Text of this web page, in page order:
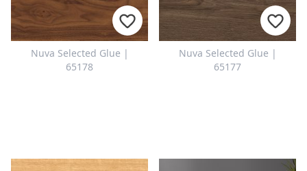
Nuva Selected Glue |
65178
Nuva Selected Glue |
65177